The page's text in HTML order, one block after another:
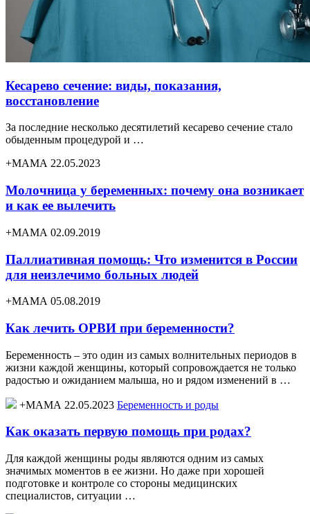
Кесарево сечение: виды, показания,
восстановление
За последние несколько десятилетий кесарево сечение стало
обыденным процедурой и …
+МАМА 22.05.2023
Молочница у беременных: почему она возникает
и как ее вылечить
+МАМА 02.09.2019
Паллиативная помощь: Что изменится в России
для неизлечимо больных людей
+МАМА 05.08.2019
Как лечить ОРВИ при беременности?
Беременность – это один из самых волнительных периодов в
жизни каждой женщины, который сопровождается не только
радостью и ожиданием малыша, но и рядом изменений в …
+МАМА 22.05.2023 Беременность и роды
Как оказать первую помощь при родах?
Для каждой женщины роды являются одним из самых
значимых моментов в ее жизни. Но даже при хорошей
подготовке и контроле со стороны медицинских
специалистов, ситуации …